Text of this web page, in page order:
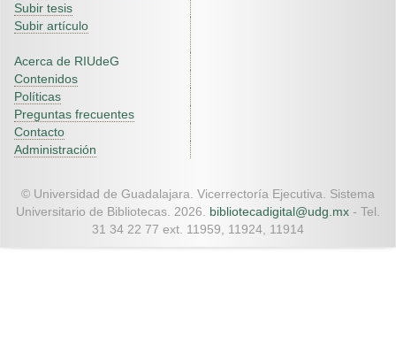
Subir tesis
Subir artículo
Acerca de RIUdeG
Contenidos
Políticas
Preguntas frecuentes
Contacto
Administración
© Universidad de Guadalajara. Vicerrectoría Ejecutiva. Sistema
Universitario de Bibliotecas. 2026. bibliotecadigital@udg.mx - Tel.
31 34 22 77 ext. 11959, 11924, 11914